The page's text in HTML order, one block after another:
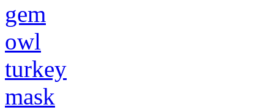
gem
owl
turkey
mask